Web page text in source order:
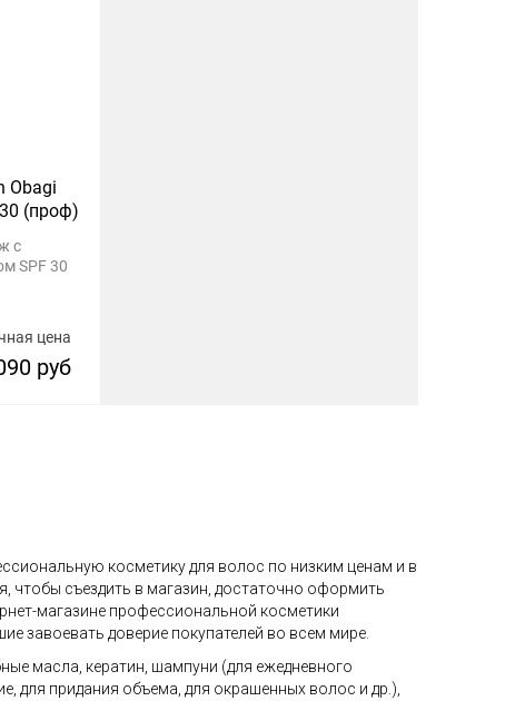
Obagi
(проф)
с
SPF 30
цена
руб
косметику для волос по низким ценам и в
чтобы съездить в магазин, достаточно оформить
магазине профессиональной косметики
завоевать доверие покупателей во всем мире.
масла, кератин, шампуни (для ежедневного
придания объема, для окрашенных волос и др.),